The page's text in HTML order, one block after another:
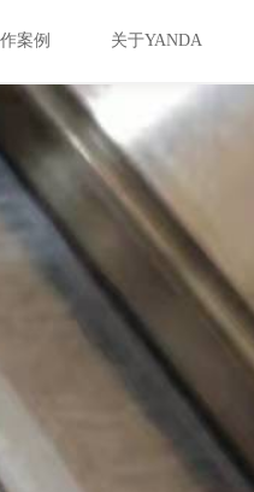
案例 关于YANDA